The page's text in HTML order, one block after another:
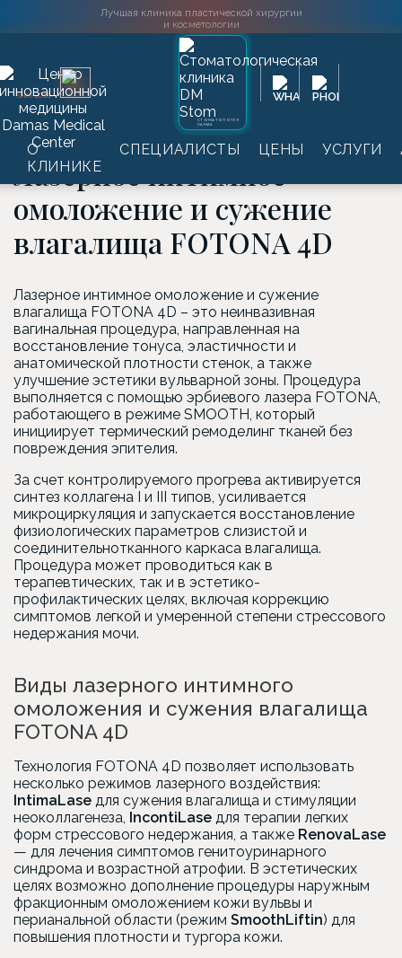
Лучшая клиника пластической хирургии
и косметологии
SINCE2016
СТОМАТОЛОГИЯ
DAMAS
О
КЛИНИКЕ
СПЕЦИАЛИСТЫ ЦЕНЫ УСЛУГИ
Главная →Услуги Аппаратная косметология →FOTONA -
комплексное лазерное омоложение и дерматологическое
лечение →Лазерное интимное омоложение и сужение
влагалища FOTONA 4D
Лазерное интимное
омоложение и сужение
влагалища FOTONA 4D
Лазерное интимное омоложение и сужение
влагалища FOTONA 4D – это неинвазивная
вагинальная процедура, направленная на
восстановление тонуса, эластичности и
анатомической плотности стенок, а также
улучшение эстетики вульварной зоны. Процедура
выполняется с помощью эрбиевого лазера FOTONA,
работающего в режиме SMOOTH, который
инициирует термический ремоделинг тканей без
повреждения эпителия.
За счет контролируемого прогрева активируется
синтез коллагена I и III типов, усиливается
микроциркуляция и запускается восстановление
физиологических параметров слизистой и
соединительнотканного каркаса влагалища.
Процедура может проводиться как в
терапевтических, так и в эстетико-
профилактических целях, включая коррекцию
симптомов легкой и умеренной степени стрессового
недержания мочи.
Виды лазерного интимного
омоложения и сужения влагалища
FOTONA 4D
Технология FOTONA 4D позволяет использовать
несколько режимов лазерного воздействия:
IntimaLase для сужения влагалища и стимуляции
неоколлагенеза, IncontiLase для терапии легких
форм стрессового недержания, а также RenovaLase
— для лечения симптомов генитоуринарного
синдрома и возрастной атрофии. В эстетических
целях возможно дополнение процедуры наружным
фракционным омоложением кожи вульвы и
перианальной области (режим SmoothLiftin) для
повышения плотности и тургора кожи.